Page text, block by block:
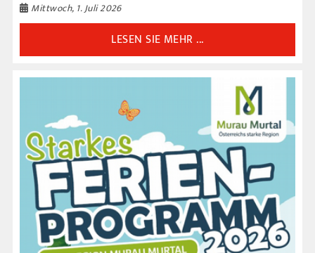
Mittwoch, 1. Juli 2026
LESEN SIE MEHR ...